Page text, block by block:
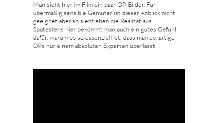
Man sieht hier im Film ein paar OP-Bilder. Für
übermäßig sensible Gemüter ist dieser Anblick nicht
geeignet aber so sieht eben die Realität aus.
Spätestens hier bekommt man auch ein gutes Gefühl
dafür, warum es so essenziell ist, dass man derartige
OPs nur einem absoluten Experten überlässt.